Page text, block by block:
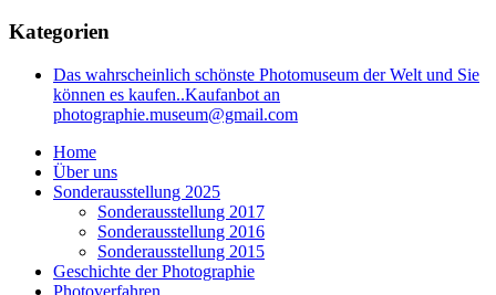
Kategorien
Das wahrscheinlich schönste Photomuseum der Welt und Sie
können es kaufen..Kaufanbot an
photographie.museum@gmail.com
Home
Über uns
Sonderausstellung 2025
Sonderausstellung 2017
Sonderausstellung 2016
Sonderausstellung 2015
Geschichte der Photographie